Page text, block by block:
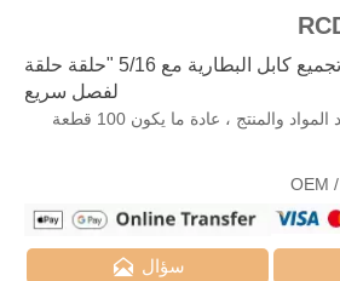
عالية الجودة 4 AWG تجميع كابل البطارية مع 5/16 "حلقة حلقة
لفصل سريع
والمنتج ، عادة ما يكون 100 قطعة
 سؤال